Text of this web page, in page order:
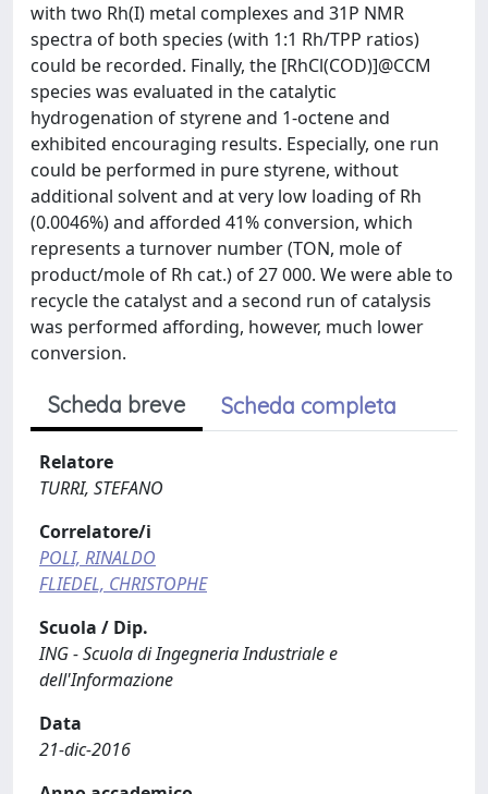
with two Rh(I) metal complexes and 31P NMR
spectra of both species (with 1:1 Rh/TPP ratios)
could be recorded. Finally, the [RhCl(COD)]@CCM
species was evaluated in the catalytic
hydrogenation of styrene and 1-octene and
exhibited encouraging results. Especially, one run
could be performed in pure styrene, without
additional solvent and at very low loading of Rh
(0.0046%) and afforded 41% conversion, which
represents a turnover number (TON, mole of
product/mole of Rh cat.) of 27 000. We were able to
recycle the catalyst and a second run of catalysis
was performed affording, however, much lower
conversion.
Scheda breve Scheda completa
Relatore
TURRI, STEFANO
Correlatore/i
POLI, RINALDO
FLIEDEL, CHRISTOPHE
Scuola / Dip.
ING - Scuola di Ingegneria Industriale e
dell'Informazione
Data
21-dic-2016